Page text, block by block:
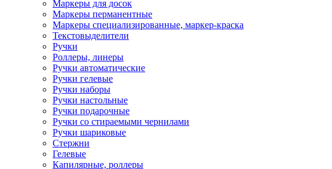
Маркеры для досок
Маркеры перманентные
Маркеры специализированные, маркер-краска
Текстовыделители
Ручки
Роллеры, линеры
Ручки автоматические
Ручки гелевые
Ручки наборы
Ручки настольные
Ручки подарочные
Ручки со стираемыми чернилами
Ручки шариковые
Стержни
Гелевые
Капилярные, роллеры